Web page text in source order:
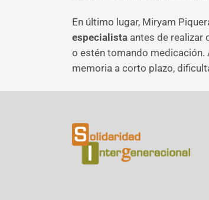
En último lugar, Miryam
especialista antes de realizar
o estén tomando medicación.
memoria a corto plazo,